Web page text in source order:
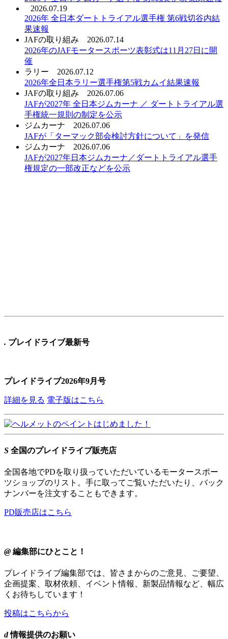
2026.07.19
2026年 全日本ダートトライアル選手権 第6戦切谷内結
果速報
JAFの取り組み
2026.07.14
2026年のJAFモータースポーツ表彰式は11月27日に開
催
ラリー
2026.07.12
2026年全日本ラリー選手権第5戦カムイ結果速報
JAFの取り組み
2026.07.06
JAFが2027年 全日本ジムカーナ ／ ダートトライアル選
手権統一規則の制定を公示
ジムカーナ
2026.07.06
JAFが「ターマック部会検討方針について」を発信
ジムカーナ
2026.07.06
JAFが2027年日本ジムカーナ／ダートトライアル選手
権規定の一部改正などを公示
. プレイドライブ最新号
プレイドライブ2026年9月号
詳細を見る 電子版はこちら
S 全国のプレイドライブ販売店
全国各地でPDを取り扱っていただいているモータースポー
ツショップのリスト。手に取ってご覧いただいたり、バック
ナンバーを注文することもできます。
PD販売店はこちら
@ 編集部にひとこと！
プレイドライブ編集部では、皆さまからのご意見、ご要望、
企画提案、取材依頼、イベント情報、新製品情報など、幅広
くお待ちしています！
投稿はこちらから
d情報提供のお願い